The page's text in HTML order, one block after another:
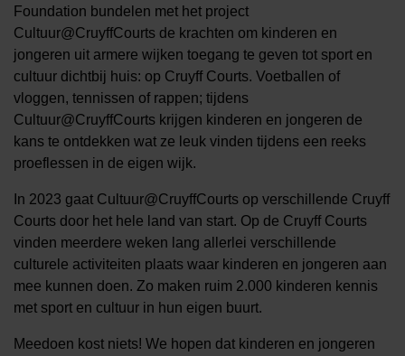
Foundation bundelen met het project
Cultuur@CruyffCourts de krachten om kinderen en
jongeren uit armere wijken toegang te geven tot sport en
cultuur dichtbij huis: op Cruyff Courts. Voetballen of
vloggen, tennissen of rappen; tijdens
Cultuur@CruyffCourts krijgen kinderen en jongeren de
kans te ontdekken wat ze leuk vinden tijdens een reeks
proeflessen in de eigen wijk.
In 2023 gaat Cultuur@CruyffCourts op verschillende Cruyff
Courts door het hele land van start. Op de Cruyff Courts
vinden meerdere weken lang allerlei verschillende
culturele activiteiten plaats waar kinderen en jongeren aan
mee kunnen doen. Zo maken ruim 2.000 kinderen kennis
met sport en cultuur in hun eigen buurt.
Meedoen kost niets! We hopen dat kinderen en jongeren